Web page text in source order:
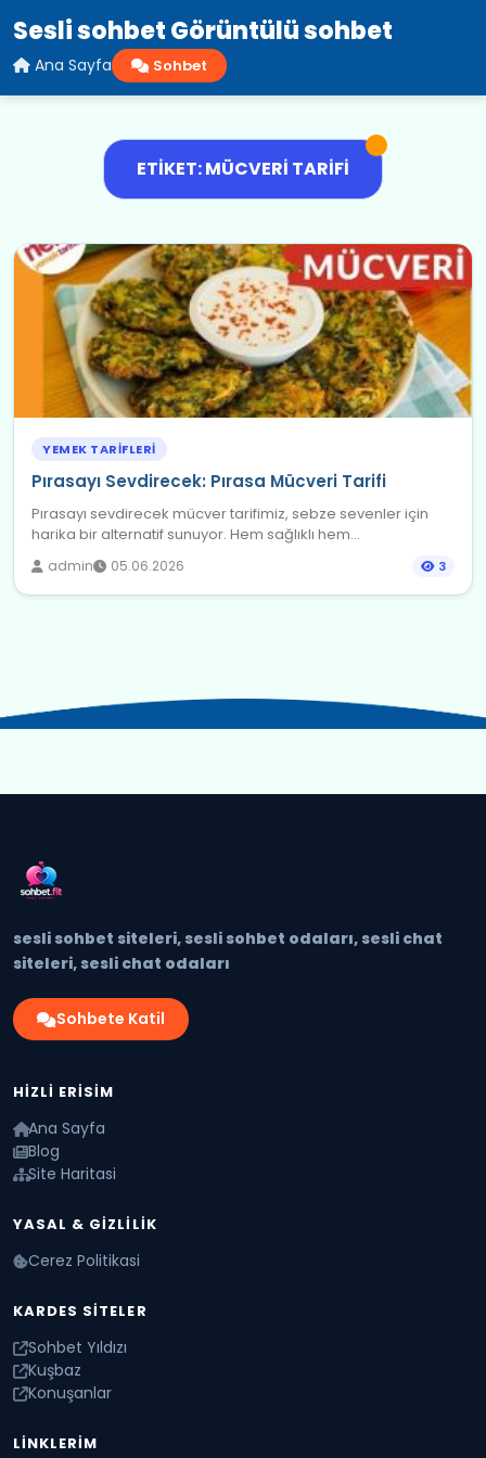
Sesli sohbet Görüntülü sohbet
Ana Sayfa Sohbet
ETIKET: MÜCVERI TARIFI
YEMEK TARIFLERI
Pırasayı Sevdirecek: Pırasa Mücveri Tarifi
Pırasayı sevdirecek mücver tarifimiz, sebze sevenler için
harika bir alternatif sunuyor. Hem sağlıklı hem...
admin 05.06.2026 3
sesli sohbet siteleri, sesli sohbet odaları, sesli chat
siteleri, sesli chat odaları
Sohbete Katil
HIZLI ERISIM
Ana Sayfa
Blog
Site Haritasi
YASAL & GIZLILIK
Cerez Politikasi
KARDES SITELER
Sohbet Yıldızı
Kuşbaz
Konuşanlar
LINKLERIM